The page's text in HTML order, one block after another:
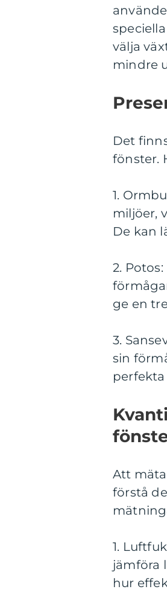
välja
mindre
Det
fönster.
1.
miljöer,
De kan
2.
ge en
3.
sin
Att
förstå
1.
jämföra
hur